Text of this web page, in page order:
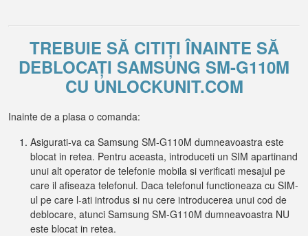
TREBUIE SĂ CITIȚI ÎNAINTE SĂ
DEBLOCAȚI SAMSUNG SM-G110M
CU UNLOCKUNIT.COM
Inainte de a plasa o comanda:
Asigurati-va ca Samsung SM-G110M dumneavoastra este
blocat in retea. Pentru aceasta, introduceti un SIM apartinand
unui alt operator de telefonie mobila si verificati mesajul pe
care il afiseaza telefonul. Daca telefonul functioneaza cu SIM-
ul pe care l-ati introdus si nu cere introducerea unui cod de
deblocare, atunci Samsung SM-G110M dumneavoastra NU
este blocat in retea.